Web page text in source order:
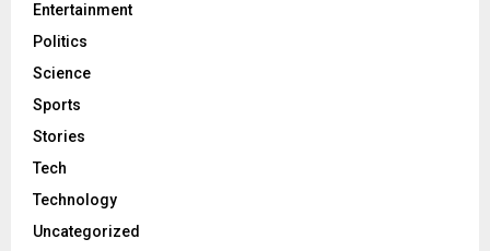
Entertainment
Politics
Science
Sports
Stories
Tech
Technology
Uncategorized